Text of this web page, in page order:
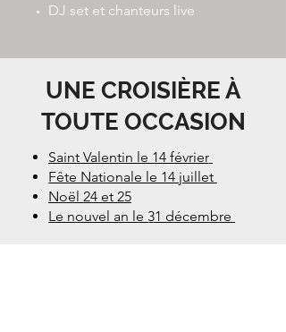
DJ set et chanteurs live
UNE CROISIÈRE À
TOUTE OCCASION
Saint Valentin le 14 février
Fête Nationale le 14 juillet
Noël 24 et 25
Le nouvel an le 31 décembre